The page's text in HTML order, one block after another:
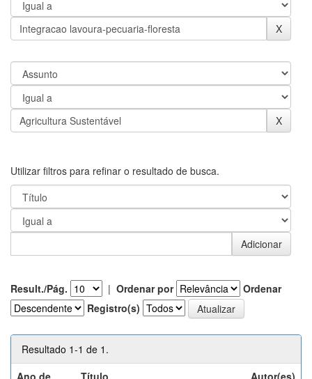
Utilizar filtros para refinar o resultado de busca.
Result./Pág. | Ordenar por
Ordenar
Registro(s)
Resultado 1-1 de 1.
Ano de
Título Autor(es)